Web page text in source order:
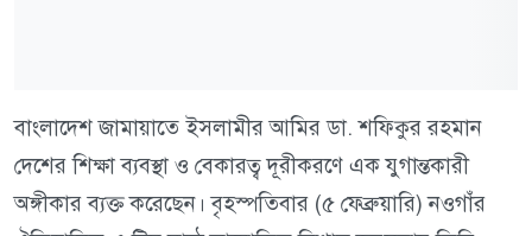
বাংলাদেশ জামায়াতে ইসলামীর আমির ডা. শফিকুর রহমান
দেশের শিক্ষা ব্যবস্থা ও বেকারত্ব দূরীকরণে এক যুগান্তকারী
অঙ্গীকার ব্যক্ত করেছেন। বৃহস্পতিবার (৫ ফেব্রুয়ারি) নওগাঁর